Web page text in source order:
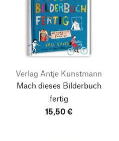
Verlag Antje Kunstmann
Mach dieses Bilderbuch
fertig
15,50 €